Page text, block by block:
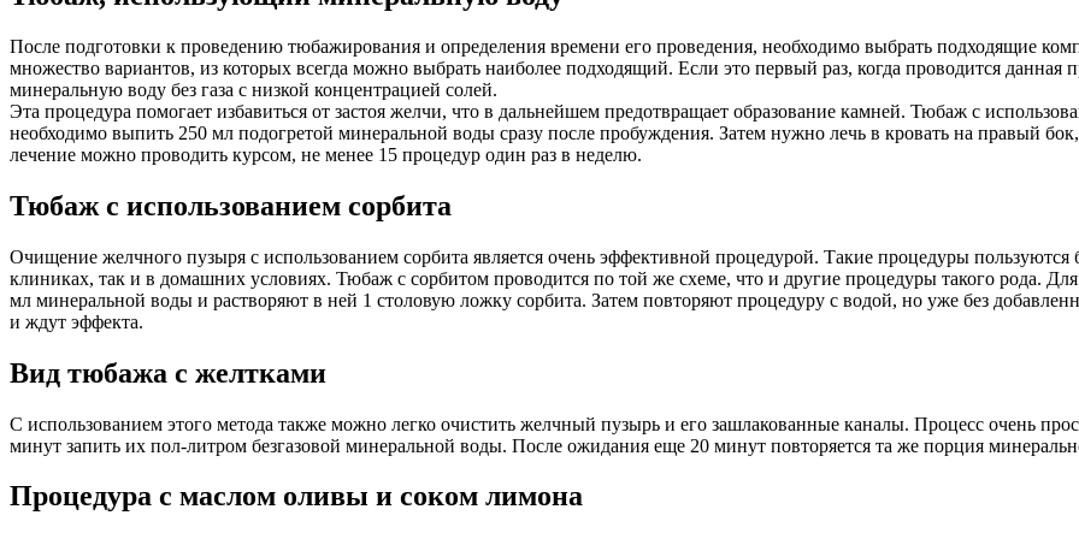
После подготовки к проведению тюбажирования и определения времени его проведения, необходимо выбрать подходящие
множество вариантов, из которых всегда можно выбрать наиболее подходящий. Если это первый раз, когда проводится данная
минеральную воду без газа с низкой концентрацией солей.
Эта процедура помогает избавиться от застоя желчи, что в дальнейшем предотвращает образование камней. Тюбаж с
необходимо выпить 250 мл подогретой минеральной воды сразу после пробуждения. Затем нужно лечь в кровать на правый
лечение можно проводить курсом, не менее 15 процедур один раз в неделю.
Тюбаж с использованием сорбита
Очищение желчного пузыря с использованием сорбита является очень эффективной процедурой. Такие процедуры
клиниках, так и в домашних условиях. Тюбаж с сорбитом проводится по той же схеме, что и другие процедуры такого рода.
мл минеральной воды и растворяют в ней 1 столовую ложку сорбита. Затем повторяют процедуру с водой, но уже без
и ждут эффекта.
Вид тюбажа с желтками
С использованием этого метода также можно легко очистить желчный пузырь и его зашлакованные каналы. Процесс очень
минут запить их пол-литром безгазовой минеральной воды. После ожидания еще 20 минут повторяется та же порция
Процедура с маслом оливы и соком лимона